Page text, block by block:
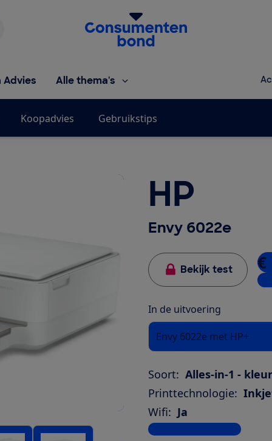
Homepage van de Consumentenbond
Advies Alle thema's
Koopadvies Gebruikstips
HP
Envy 6022e
Bekijk test €
1
In de uitvoering
Envy 6022e met HP+
Soort: Alles-in-1 - kleur
Printtechnologie:
Wifi: Ja
Bekijk alle specificaties